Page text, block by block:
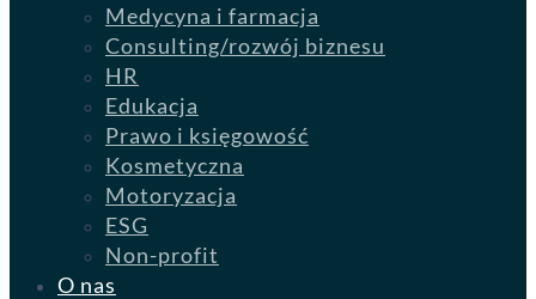
Medycyna i farmacja
Consulting/rozwój biznesu
HR
Edukacja
Prawo i księgowość
Kosmetyczna
Motoryzacja
ESG
Non-profit
O nas